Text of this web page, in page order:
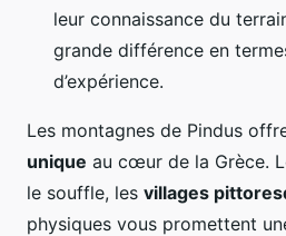
leur connaissance du
grande différence en
d’expérience.
Les montagnes de Pindus
unique au cœur de la Grèce.
le souffle, les villages
physiques vous promettent